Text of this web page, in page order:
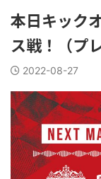
本日キック
ス戦！（プ
2022-08-27